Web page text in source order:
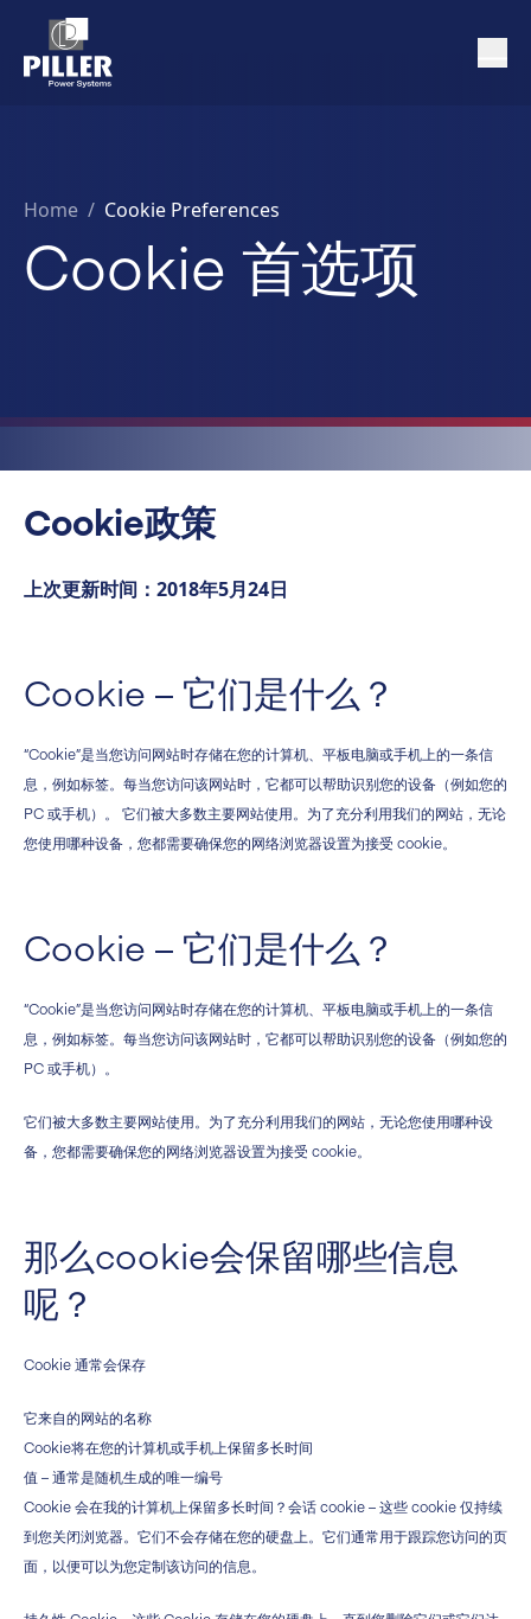
Home / Cookie Preferences
Cookie 首选项
Cookie政策
上次更新时间：2018年5月24日
Cookie – 它们是什么？
“Cookie”是当您访问网站时存储在您的计算机、平板电脑或手机上的一条信
息，例如标签。每当您访问该网站时，它都可以帮助识别您的设备（例如您的
PC 或手机）。 它们被大多数主要网站使用。为了充分利用我们的网站，无论
您使用哪种设备，您都需要确保您的网络浏览器设置为接受 cookie。
Cookie – 它们是什么？
“Cookie”是当您访问网站时存储在您的计算机、平板电脑或手机上的一条信
息，例如标签。每当您访问该网站时，它都可以帮助识别您的设备（例如您的
PC 或手机）。
它们被大多数主要网站使用。为了充分利用我们的网站，无论您使用哪种设
备，您都需要确保您的网络浏览器设置为接受 cookie。
那么cookie会保留哪些信息
呢？
Cookie 通常会保存
它来自的网站的名称
Cookie将在您的计算机或手机上保留多长时间
值 – 通常是随机生成的唯一编号
Cookie 会在我的计算机上保留多长时间？会话 cookie – 这些 cookie 仅持续
到您关闭浏览器。它们不会存储在您的硬盘上。它们通常用于跟踪您访问的页
面，以便可以为您定制该访问的信息。